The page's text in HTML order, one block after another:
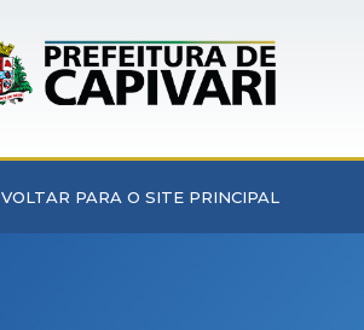
VOLTAR PARA O SITE PRINCIPAL